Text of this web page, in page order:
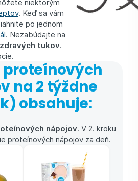
. Keď sa vám
po jednom
. Nezabúdajte na
zdravých tukov.
proteínových
na 2 týždne
obsahuje:
nápojov. V 2. kroku
proteínových nápojov za deň.